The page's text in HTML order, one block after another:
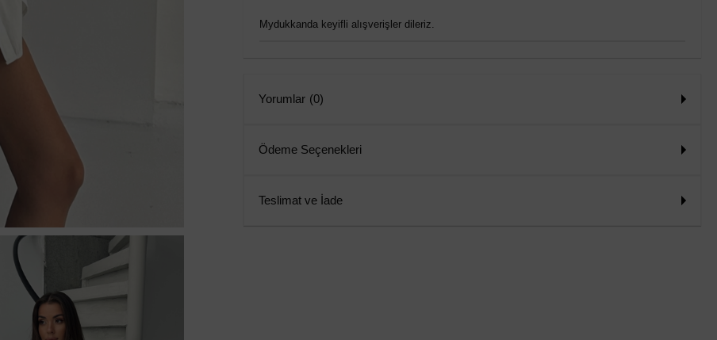
Mydukkanda keyifli alışverişler dileriz.
Yorumlar (0)
Ödeme Seçenekleri
Teslimat ve İade